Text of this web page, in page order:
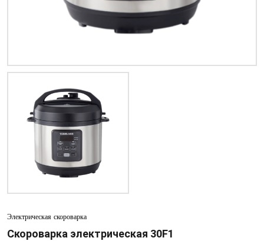
Электрическая скороварка
Скороварка электрическая 30F1